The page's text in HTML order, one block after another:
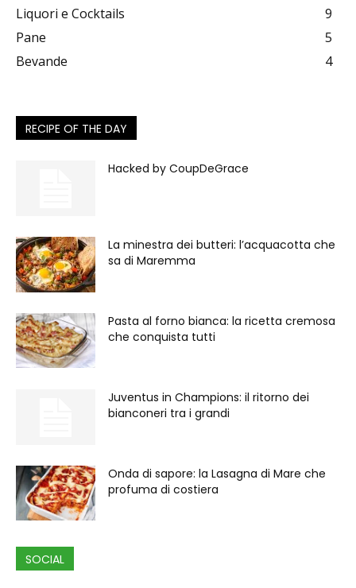
Liquori e Cocktails
9
Pane
5
Bevande
4
RECIPE OF THE DAY
Hacked by CoupDeGrace
La minestra dei butteri: l’acquacotta che
sa di Maremma
Pasta al forno bianca: la ricetta cremosa
che conquista tutti
Juventus in Champions: il ritorno dei
bianconeri tra i grandi
Onda di sapore: la Lasagna di Mare che
profuma di costiera
SOCIAL